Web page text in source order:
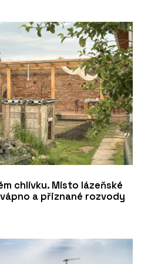
chlívku. Místo lázeňské
a přiznané rozvody